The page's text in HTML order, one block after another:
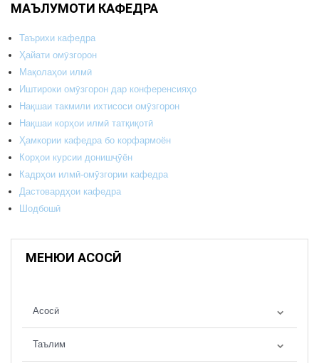
МАЪЛУМОТИ КАФЕДРА
Таърихи кафедра
Ҳайати омӯзгорон
Мақолаҳои илмӣ
Иштироки омӯзгорон дар конференсияҳо
Нақшаи такмили ихтисоси омӯзгорон
Нақшаи корҳои илмӣ татқиқотӣ
Ҳамкории кафедра бо корфармоён
Корҳои курсии донишҷӯён
Кадрҳои илмӣ-омӯзгории кафедра
Дастовардҳои кафедра
Шодбошӣ
МЕНЮИ АСОСӢ
Асосӣ
Таълим